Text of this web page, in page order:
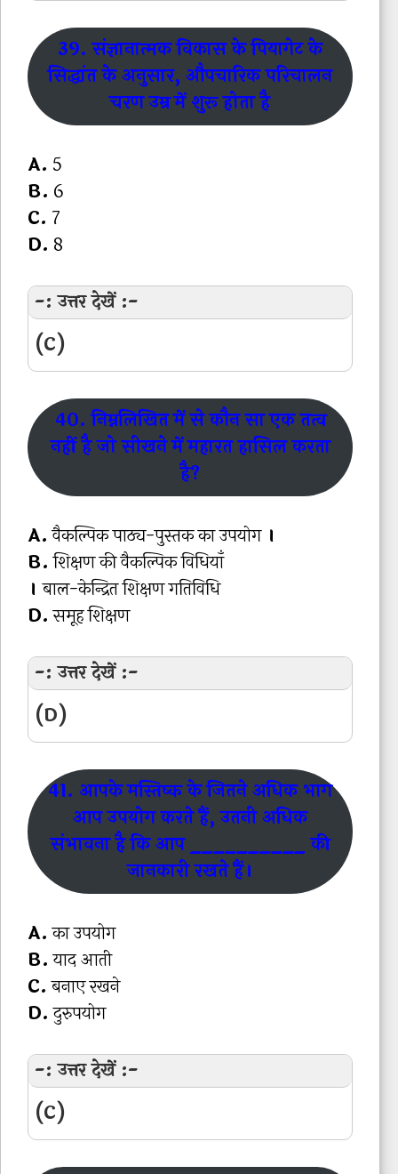
39. संज्ञानात्मक विकास के पियागेट के
सिद्धांत के अनुसार, औपचारिक परिचालन
चरण उम्र में शुरू होता है
A. 5
B. 6
C. 7
D. 8
-: उत्तर देखें :-
(C)
40. निम्नलिखित में से कौन सा एक तत्व
नहीं है जो सीखने में महारत हासिल करता
है?
A.वैकल्पिक पाठ्य-पुस्तक का उपयोग ।
B.शिक्षण की वैकल्पिक विधियाँ
। बाल-केन्द्रित शिक्षण गतिविधि
D.समूह शिक्षण
-: उत्तर देखें :-
(D)
41. आपके मस्तिष्क के जितने अधिक भाग
आप उपयोग करते हैं, उतनी अधिक
संभावना है कि आप __________ की
जानकारी रखते हैं।
A.का उपयोग
B.याद आती
C.बनाए रखने
D.दुरुपयोग
-: उत्तर देखें :-
(C)